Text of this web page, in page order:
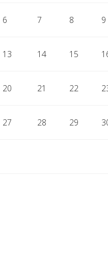
6 7 8 9
13 14 15
20 21 22
27 28 29